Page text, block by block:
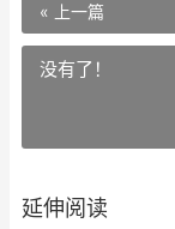
« 上一篇
没有了！
延伸阅读